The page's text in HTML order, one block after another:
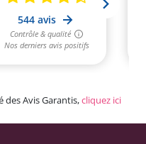
des Avis Garantis,cliquez ici